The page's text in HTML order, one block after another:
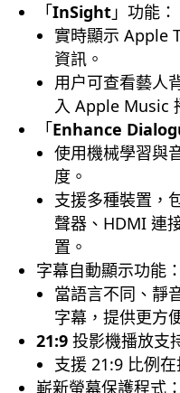
「InSight 」功能：
實時顯示 Apple
資訊。
用户可查看藝人
入 Apple Music
「Enhance
使用機械學習與
度。
支援多種裝置，
聲器、HDMI 連
置。
字幕自動顯示功能：
當語言不同、靜
字幕，提供更方
21:9 投影機播放支
支援 21:9 比例
嶄新螢幕保護程式：